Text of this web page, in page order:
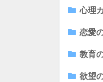
心理
恋愛
教育
欲望